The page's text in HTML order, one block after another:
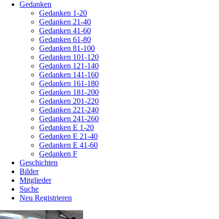
Gedanken
Gedanken 1-20
Gedanken 21-40
Gedanken 41-60
Gedanken 61-80
Gedanken 81-100
Gedanken 101-120
Gedanken 121-140
Gedanken 141-160
Gedanken 161-180
Gedanken 181-200
Gedanken 201-220
Gedanken 221-240
Gedanken 241-260
Gedanken E 1-20
Gedanken E 21-40
Gedanken E 41-60
Gedanken F
Geschichten
Bilder
Mitglieder
Suche
Neu Registrieren